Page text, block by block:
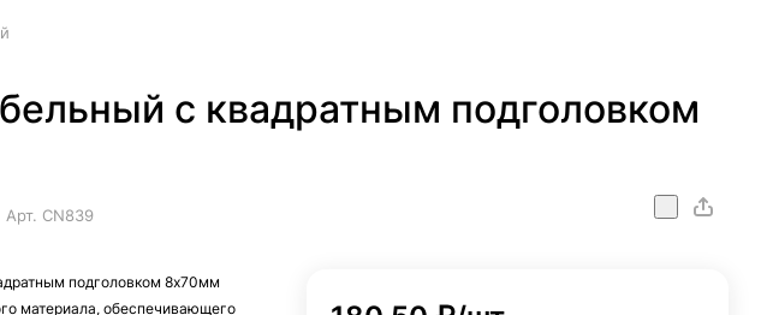
с квадратным подголовком
Арт. CN839
подголовком 8х70мм
материала, обеспечивающего